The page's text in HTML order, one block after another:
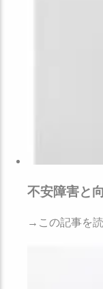
不安障害と
→この記事を